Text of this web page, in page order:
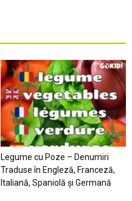
Legume cu Poze – Denumiri
Traduse în Engleză, Franceză,
Italiană, Spaniolă şi Germană